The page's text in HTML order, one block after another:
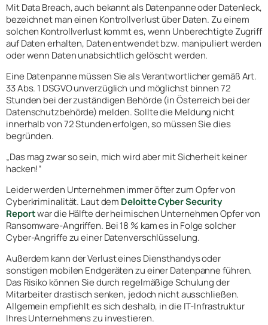
Mit Data Breach, auch bekannt als Datenpanne oder Datenleck,
bezeichnet man einen Kontrollverlust über Daten. Zu einem
solchen Kontrollverlust kommt es, wenn Unberechtigte Zugriff
auf Daten erhalten, Daten entwendet bzw. manipuliert werden
oder wenn Daten unabsichtlich gelöscht werden.
Eine Datenpanne müssen Sie als Verantwortlicher gemäß Art.
33 Abs. 1 DSGVO unverzüglich und möglichst binnen 72
Stunden bei der zuständigen Behörde (in Österreich bei der
Datenschutzbehörde) melden. Sollte die Meldung nicht
innerhalb von 72 Stunden erfolgen, so müssen Sie dies
begründen.
„Das mag zwar so sein, mich wird aber mit Sicherheit keiner
hacken!“
Leider werden Unternehmen immer öfter zum Opfer von
Cyberkriminalität. Laut dem Deloitte Cyber Security
Reportwar die Hälfte der heimischen Unternehmen Opfer von
Ransomware-Angriffen. Bei 18 % kam es in Folge solcher
Cyber-Angriffe zu einer Datenverschlüsselung.
Außerdem kann der Verlust eines Diensthandys oder
sonstigen mobilen Endgeräten zu einer Datenpanne führen.
Das Risiko können Sie durch regelmäßige Schulung der
Mitarbeiter drastisch senken, jedoch nicht ausschließen.
Allgemein empfiehlt es sich deshalb, in die IT-Infrastruktur
Ihres Unternehmens zu investieren.